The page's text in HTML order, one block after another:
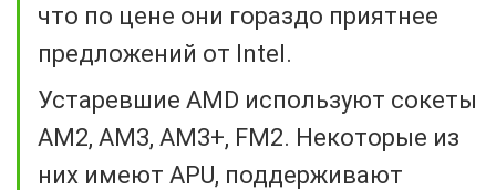
что по цене они гораздо приятнее
предложений от Intel.
Устаревшие AMD используют сокеты
AM2, AM3, AM3+, FM2. Некоторые из
них имеют APU, поддерживают